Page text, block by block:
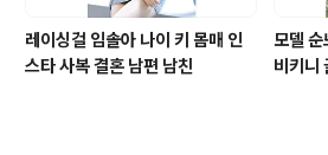
레이싱걸 임솔아 나이 키 몸매 인
스타 사복 결혼 남편 남친
모델 순
비키니